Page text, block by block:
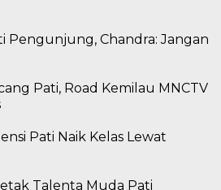
Pengunjung, Chandra: Jangan
Pati, Road Kemilau MNCTV
Pati Naik Kelas Lewat
Talenta Muda Pati